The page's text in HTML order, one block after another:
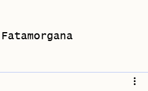
Fatamorgana